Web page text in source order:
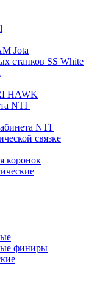
Jota
станков SS White
HAWK
NTI
NTI
связке
коронок
финиры